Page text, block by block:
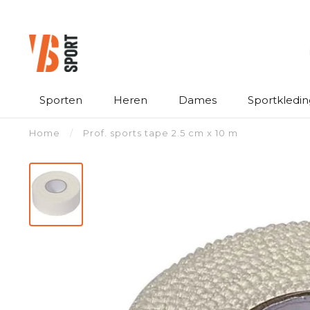
Sporten Heren Dames
Home / Prof. sports tape 2.5 cm x 10 m